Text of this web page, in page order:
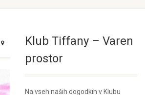
Klub Tiffany – Varen
prostor
Na vseh naših dogodkih v Klubu